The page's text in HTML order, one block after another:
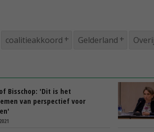
coalitieakkoord Gelderland
Bisschop: 'Dit is het
van perspectief voor